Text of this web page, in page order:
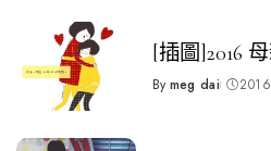
[插圖]2016
Posted
By meg dai